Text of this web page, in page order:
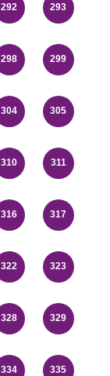
292 293
298 299
304 305
310 311
316 317
322 323
328 329
334 335